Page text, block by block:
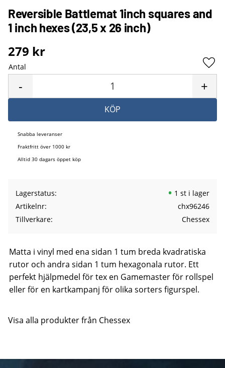
Reversible Battlemat 1inch squares and
1 inch hexes (23,5 x 26 inch)
279 kr
Antal
+
-
KÖP
Snabba leveranser
Fraktfritt över 1000 kr
Alltid 30 dagars öppet köp
Lagerstatus
1 st i lager
Artikelnr
chx96246
Tillverkare
Chessex
Matta i vinyl med ena sidan 1 tum breda kvadratiska
rutor och andra sidan 1 tum hexagonala rutor. Ett
perfekt hjälpmedel för tex en Gamemaster för rollspel
eller för en kartkampanj för olika sorters figurspel.
Visa alla produkter från Chessex